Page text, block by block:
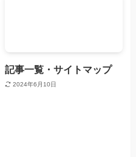
記事一覧・サイトマップ
2024年6月10日